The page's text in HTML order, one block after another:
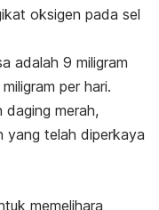
oksigen pada sel
adalah 9 miligram
per hari.
daging merah,
yang telah diperkaya
memelihara